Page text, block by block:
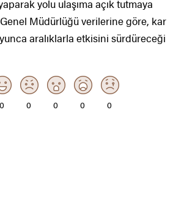
yolu ulaşıma açık tutmaya
Genel Müdürlüğü verilerine göre, kar
aralıklarla etkisini sürdüreceği
0 0 0 0 0